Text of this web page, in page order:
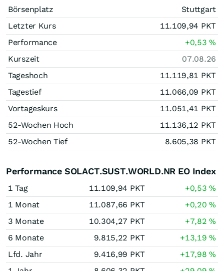
Börsenplatz
Stuttgart
Letzter Kurs
11.109,94 PKT
Performance
+0,53%
Kurszeit
07.08.26
Tageshoch
11.119,81 PKT
Tagestief
11.066,09 PKT
Vortageskurs
11.051,41 PKT
52-Wochen Hoch
11.136,12 PKT
52-Wochen Tief
8.605,38 PKT
Performance SOLACT.SUST.WORLD.NR EO Index
1 Tag 11.109,94 PKT +0,53%
1 Monat
11.087,66 PKT +0,20%
3 Monate
10.304,27 PKT +7,82%
6 Monate
9.815,22 PKT +13,19%
Lfd. Jahr
9.416,99 PKT +17,98%